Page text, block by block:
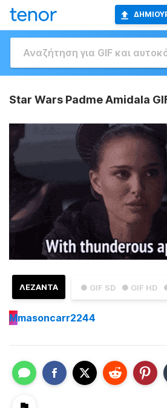
Star Wars Padme Amidala
● GIF SD ● GIF HD
ΛΕΖΑΝΤΑ
Mmasoncarr2244